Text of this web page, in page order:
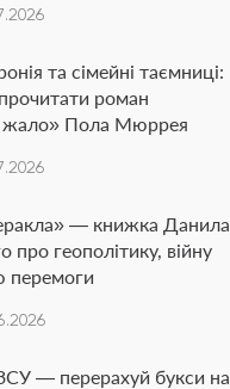
та сімейні таємниці:
роман
Пола Мюррея
— книжка Данила
про геополітику, війну
перемоги
— перерахуй букси на